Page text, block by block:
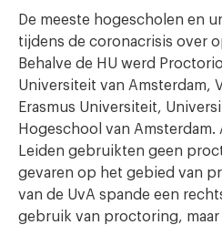
De meeste hogescholen en
tijdens de coronacrisis over
Behalve de HU werd
Universiteit van Amsterdam,
Erasmus Universiteit,
Hogeschool van Amsterdam.
Leiden gebruikten geen
gevaren op het gebied van
van de UvA spande een
gebruik van proctoring,